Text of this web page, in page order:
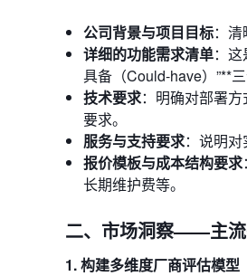
公司背景与项目目标：
详细的功能需求清单：
具备（Could-have）”**
技术要求：明确对部署
要求。
服务与支持要求：说明对
报价模板与成本结构要求
长期维护费等。
二、市场洞察——主流
1. 构建多维度厂商评估模型